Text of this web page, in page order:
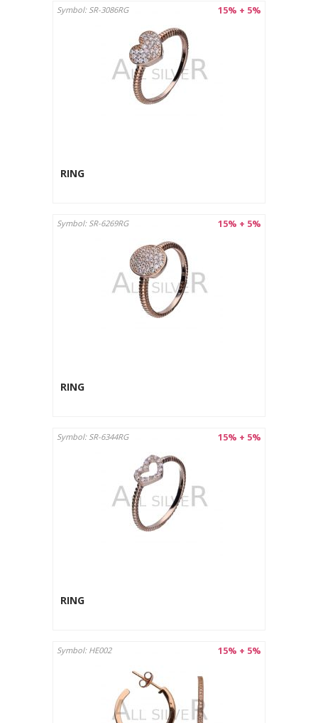
15% + 5%
Symbol: SR-3086RG
RING
15% + 5%
Symbol: SR-6269RG
RING
15% + 5%
Symbol: SR-6344RG
RING
15% + 5%
Symbol: HE002